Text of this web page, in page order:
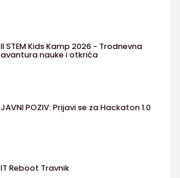
II STEM Kids Kamp 2026 - Trodnevna
avantura nauke i otkrića
JAVNI POZIV: Prijavi se za Hackaton 1.0
IT Reboot Travnik